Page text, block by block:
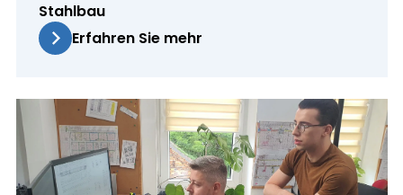
Stahlbau
Erfahren Sie mehr